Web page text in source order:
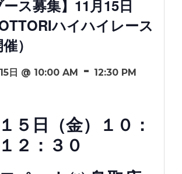
ース募集】11月15日
ハイハイレース
）
日 @ 10:00 AM - 12:30 PM
５日（金）１０：
２：３０